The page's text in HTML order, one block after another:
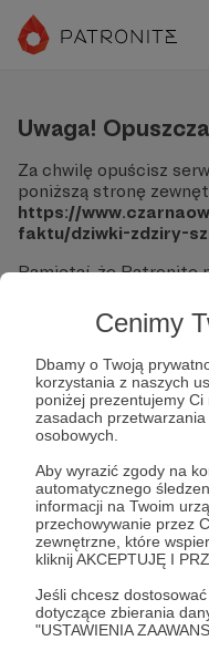
Cenimy
Dbamy o Twoją
korzystania z naszych
poniżej prezentujemy
zasadach
osobowych.
Aby wyrazić zgody na
automatycznego
informacji na Twoim
przechowywanie przez
zewnętrzne, które
kliknij AKCEPTUJĘ I
Jeśli chcesz
dotyczące zbierania
"USTAWIENIA
Uwaga!
Za chwilę opuścisz
poniższą stronę
https://
faktu/dziwki-zdziry-
Pamiętaj, że Patronite
Nie podawaj swoich
Sprawdź dokładnie
"Tak, przejdź do
Jeśli masz
link.
Czy na pewno
Tak,